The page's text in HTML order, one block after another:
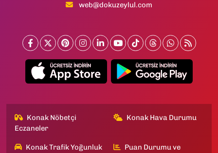
web@dokuzeylul.com
Konak Nöbetçi
Eczaneler
Konak Hava Durumu
Konak Trafik Yoğunluk
Puan Durumu ve